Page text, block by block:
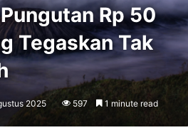
Rp 50
Tegaskan Tak
2025 597 1 minute read